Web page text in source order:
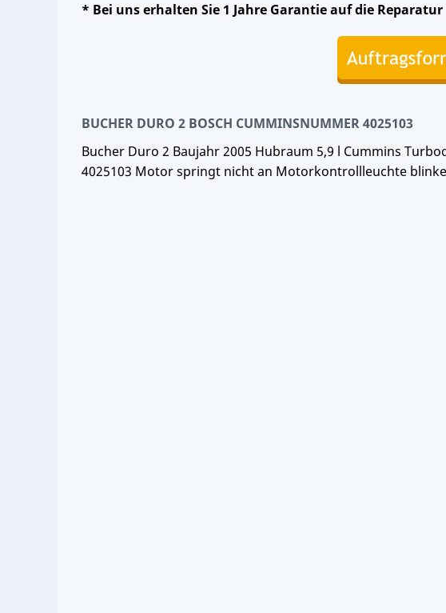
* Bei uns erhalten Sie 1 Jahre Garantie auf die Reparatur
BUCHER DURO 2 BOSCH CUMMINSNUMMER 4025103
Bucher Duro 2 Baujahr 2005 Hubraum 5,9 l Cummins
4025103 Motor springt nicht an Motorkontrollleuchte